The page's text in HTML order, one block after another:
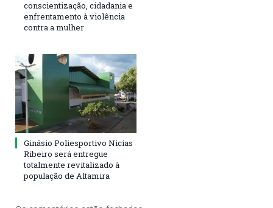
conscientização, cidadania e
enfrentamento à violência
contra a mulher
Ginásio Poliesportivo Nicias
Ribeiro será entregue
totalmente revitalizado à
população de Altamira